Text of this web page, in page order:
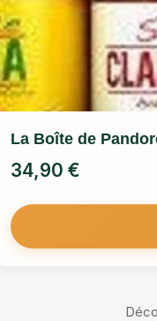
La Boîte de
34,90 €